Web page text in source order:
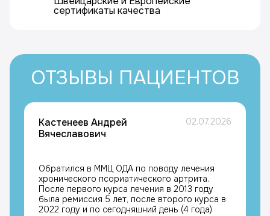
сертификаты качества
ОТЗЫВЫ ПАЦИЕНТОВ
Кастенеев Андрей
Вячеславович
02.07.2026
Обратился в ММЦ ОДА по поводу лечения
хронического псориатического артрита.
После первого курса лечения в 2013 году
была ремиссия 5 лет, после второго курса в
2022 году и по сегодняшний день (4 года)